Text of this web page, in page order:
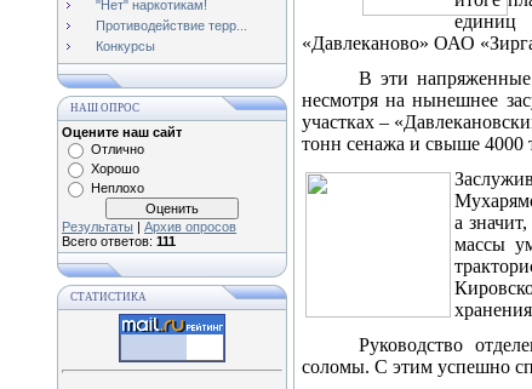
"Нет" наркотикам!
Противодействие терр...
Конкурсы
НАШ ОПРОС
Оцените наш сайт
Отлично
Хорошо
Неплохо
Результаты | Архив опросов
Всего ответов: 111
СТАТИСТИКА
единиц
«Давлеканово» ОАО
В эти
несмотря на нынешнее
участках –
тонн сенажа и свыше 4000
а
массы
Руководство
соломы. С этим успешно